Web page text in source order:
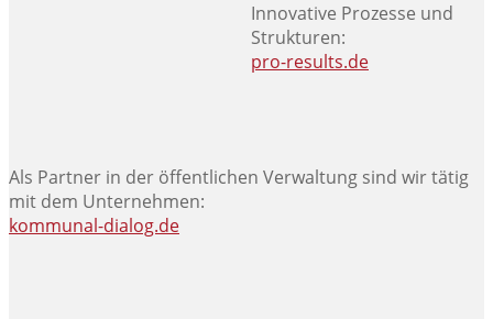
Innovative Prozesse und
Strukturen:
pro-results.de
Als Partner in der öffentlichen Verwaltung sind wir tätig
mit dem Unternehmen:
kommunal-dialog.de